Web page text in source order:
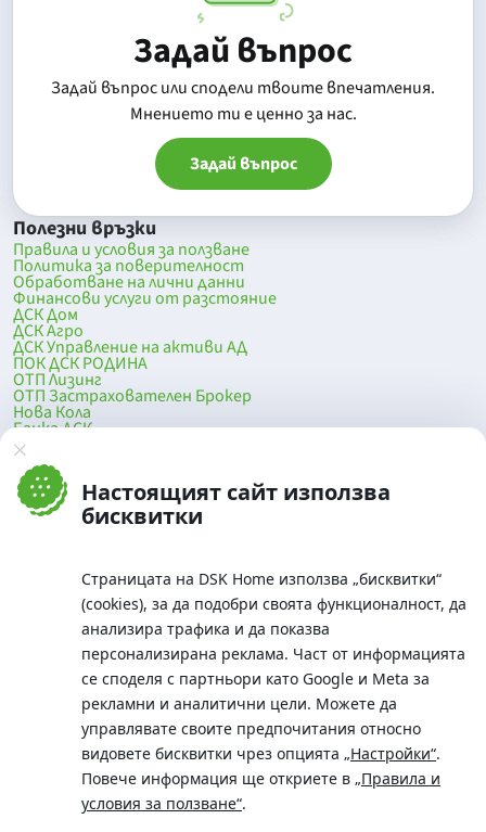
Настоящият сайт използва
бисквитки
Страницата на DSK Home използва „бисквитки“
(cookies), за да подобри своята функционалност, да
анализира трафика и да показва
персонализирана реклама. Част от информацията
се споделя с партньори като Google и Meta за
рекламни и аналитични цели. Можете да
управлявате своите предпочитания относно
видовете бисквитки чрез опцията „Настройки“.
Повече информация ще откриете в „Правила и
условия за ползване“.
Задай въпрос
Задай въпрос или сподели твоите впечатления.
Mнението ти е ценно за нас.
Задай въпрос
Полезни връзки
Правила и условия за ползване
Политика за поверителност
Обработване на лични данни
Финансови услуги от разстояние
ДСК Дом
ДСК Агро
ДСК Управление на активи АД
ПОК ДСК РОДИНА
ОТП Лизинг
ОТП Застрахователен Брокер
Нова Кола
Банка ДСК
DSK Mobile
Оферти за продажба от Банка ДСК
Клонова мрежа и банкомати
До началото на страницата
Телефон:
0700 10 375 / *2375
Московска No.19 / ул. Г. Бенковски No. 5, София 1036
SWIFT/BIC: